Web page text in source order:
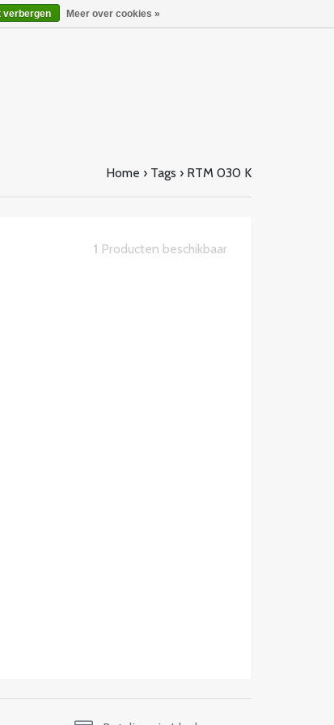
Home › Tags › RTM 030 K
1 Producten beschikbaar
verbergen Meer over cookies »